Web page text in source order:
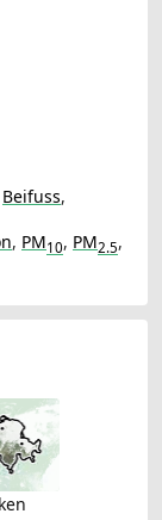
Beifuss,
, PM10, PM2.5,